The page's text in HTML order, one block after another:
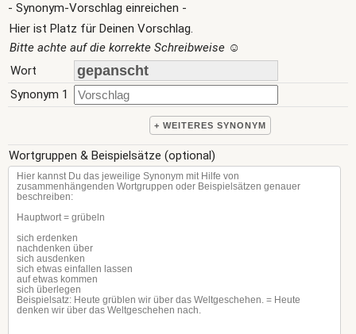
- Synonym-Vorschlag einreichen -
Hier ist Platz für Deinen Vorschlag.
Bitte achte auf die korrekte Schreibweise ☺
Wort
Synonym 1
+ WEITERES SYNONYM
Wortgruppen & Beispielsätze (optional)